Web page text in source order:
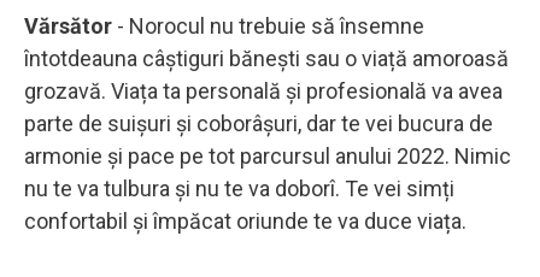
Vărsător - Norocul nu trebuie să însemne
întotdeauna câștiguri bănești sau o viață amoroasă
grozavă. Viața ta personală și profesională va avea
parte de suișuri și coborâșuri, dar te vei bucura de
armonie și pace pe tot parcursul anului 2022. Nimic
nu te va tulbura și nu te va doborî. Te vei simți
confortabil și împăcat oriunde te va duce viața.